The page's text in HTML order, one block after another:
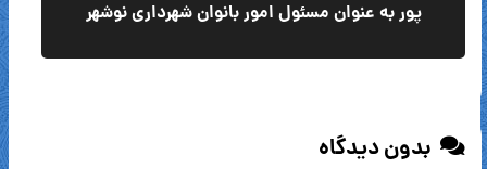
پور به عنوان مسئول امور بانوان شهرداری نوشهر
بدون دیدگاه